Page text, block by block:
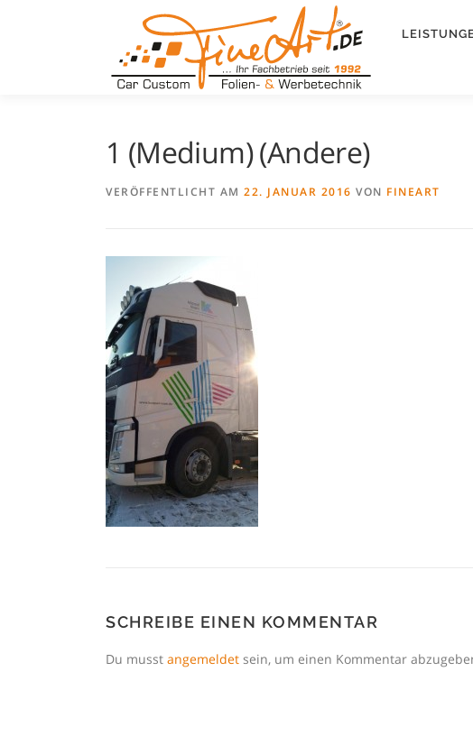
1 (Medium) (Andere)
VERÖFFENTLICHT AM 22. JANUAR 2016 VON FINEART
SCHREIBE EINEN KOMMENTAR
Du musst angemeldet sein, um einen Kommentar